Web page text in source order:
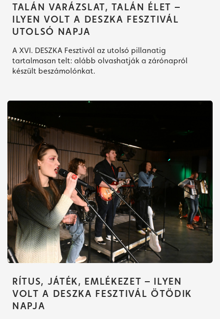
TALÁN VARÁZSLAT, TALÁN ÉLET –
ILYEN VOLT A DESZKA FESZTIVÁL
UTOLSÓ NAPJA
A XVI. DESZKA Fesztivál az utolsó pillanatig
tartalmasan telt: alább olvashatják a zárónapról
készült beszámolónkat.
RÍTUS, JÁTÉK, EMLÉKEZET – ILYEN
VOLT A DESZKA FESZTIVÁL ÖTÖDIK
NAPJA